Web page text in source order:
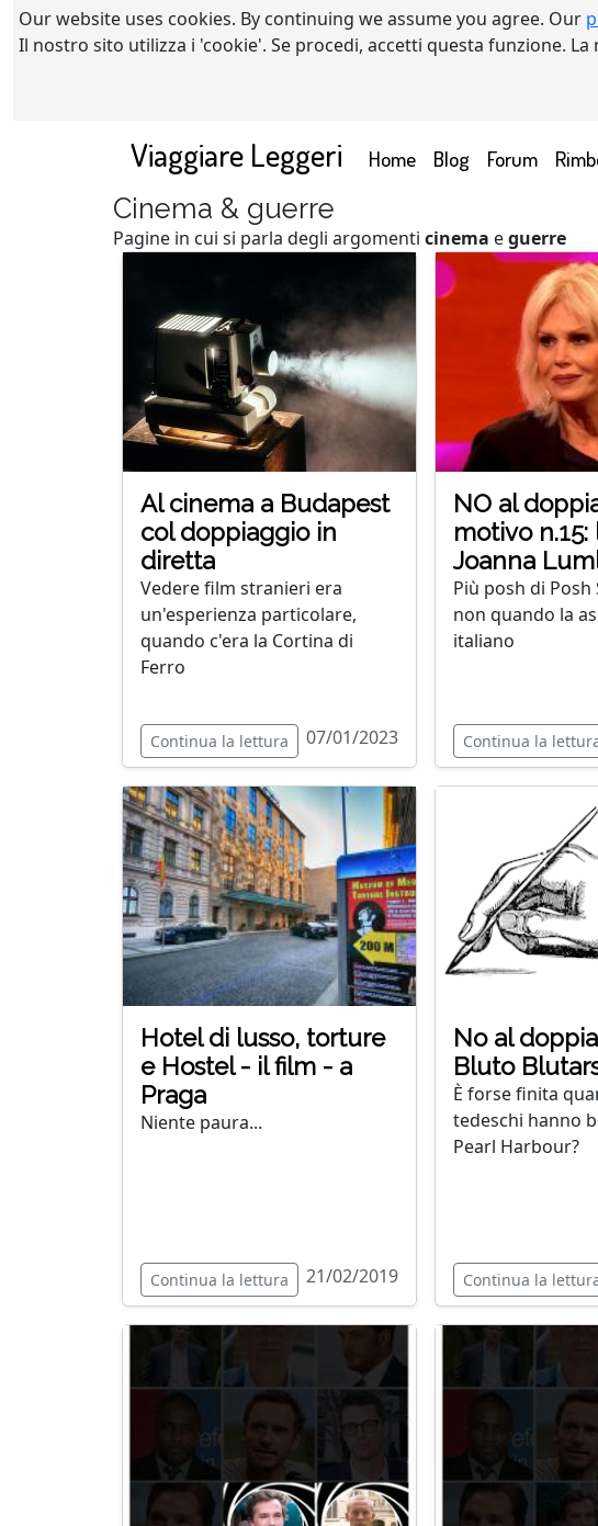
Our website uses cookies. By continuing we assume you agree. Our
Il nostro sito utilizza i 'cookie'. Se procedi, accetti questa funzione. La
Viaggiare Leggeri Home(current)
Blog Forum
Cinema & guerre
Pagine in cui si parla degli argomenti cinema eguerre
Al cinema a Budapest
col doppiaggio in
diretta
Vedere film stranieri era
un'esperienza particolare,
quando c'era la Cortina di
Ferro
Continua la lettura 07/01/2023
NO al
motivo n.15:
Joanna
Più posh di Posh
non quando la
italiano
Continua la
Hotel di lusso, torture
e Hostel - il film - a
Praga
Niente paura...
Continua la lettura 21/02/2019
No al
Bluto
È forse finita
tedeschi hanno
Pearl Harbour?
Continua la